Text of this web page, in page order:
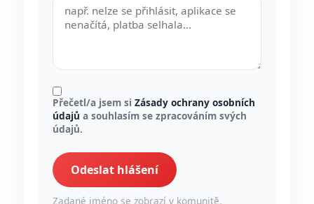
Přečetl/a jsem si Zásady ochrany osobních
údajů a souhlasím se zpracováním svých
údajů.
Odeslat hlášení
Zadané jméno se zobrazí v komunitě.